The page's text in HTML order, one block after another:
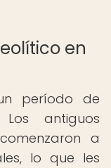
en
período de
Los antiguos
a
lo que les